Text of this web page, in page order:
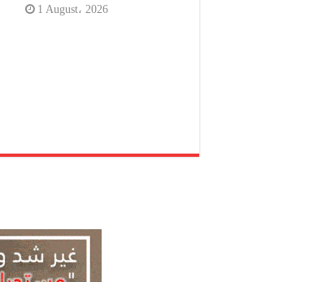
1 August، 2026